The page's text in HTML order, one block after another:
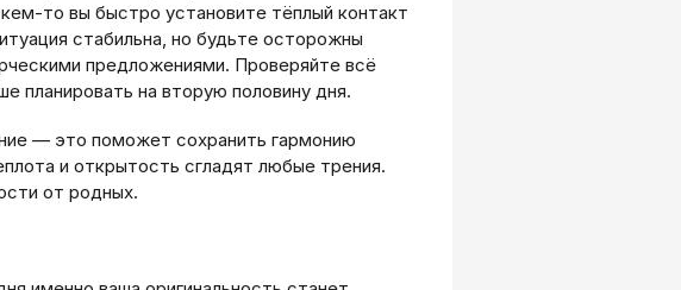
то вы быстро установите тёплый контакт
стабильна, но будьте осторожны
предложениями. Проверяйте всё
планировать на вторую половину дня.
— это поможет сохранить гармонию
и открытость сгладят любые трения.
от родных.